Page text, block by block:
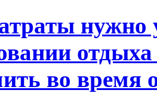
нужно
во время